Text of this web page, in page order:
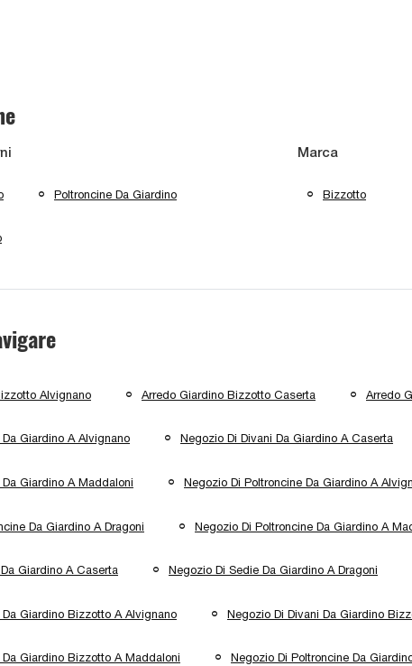
Poltroncine Da Giardino
Marca
Bizzotto
Alvignano Arredo Giardino Bizzotto Caserta Arredo
Giardino A Alvignano Negozio Di Divani Da Giardino A Caserta
Giardino A Maddaloni Negozio Di Poltroncine Da Giardino A
Da Giardino A Dragoni Negozio Di Poltroncine Da Giardino A
Giardino A Caserta Negozio Di Sedie Da Giardino A Dragoni
Giardino Bizzotto A Alvignano Negozio Di Divani Da Giardino
Giardino Bizzotto A Maddaloni Negozio Di Poltroncine Da